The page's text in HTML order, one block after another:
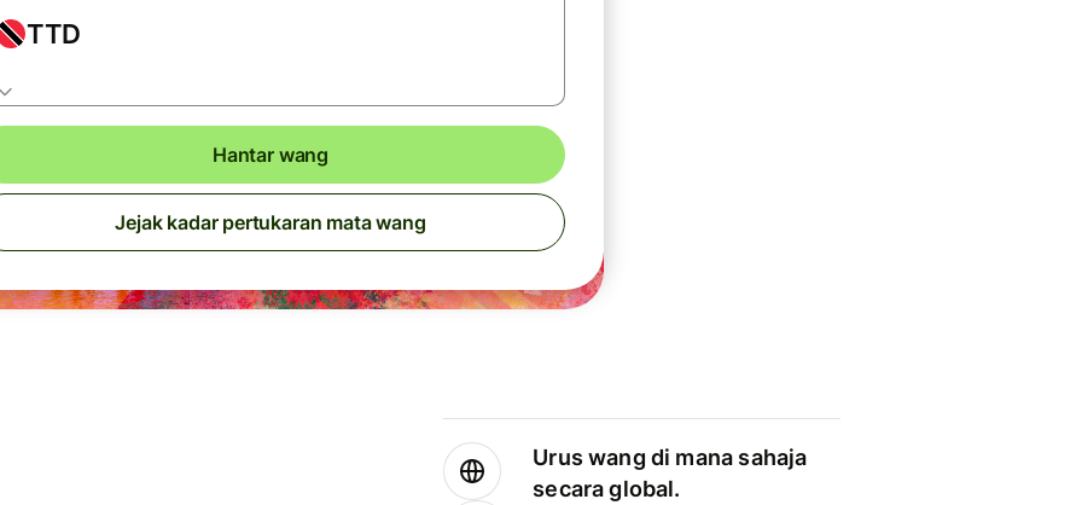
TTD
Hantar wang
Jejak kadar pertukaran mata wang
Urus wang di mana sahaja
secara global.